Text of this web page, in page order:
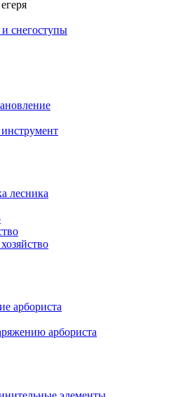
снегоступы
лесника
арбориста
арбориста